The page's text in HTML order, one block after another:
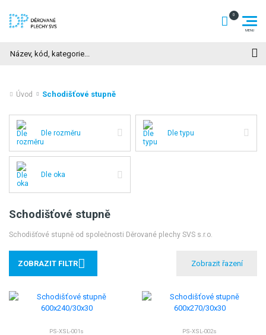
Úvod Schodišťové stupně
Dle rozměru Dle typu
Dle oka
Schodišťové stupně
Schodišťové stupně od společnosti Děrované plechy SVS s.r.o.
ZOBRAZIT FILTR
PS-XSL-001s PS-XSL-002s